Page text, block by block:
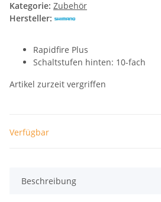
Kategorie: Zubehör
Hersteller:
Rapidfire Plus
Schaltstufen hinten: 10-fach
Artikel zurzeit vergriffen
Verfügbar
Beschreibung